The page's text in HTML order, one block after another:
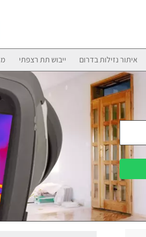
איתור נזילות בדרום ייבוש תת רצפתי